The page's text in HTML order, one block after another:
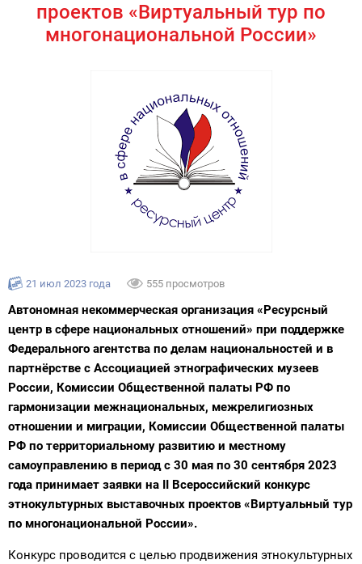
проектов «Виртуальный тур по
многонациональной России»
21 июл 2023 года 555 просмотров
Автономная некоммерческая организация «Ресурсный
центр в сфере национальных отношений» при поддержке
Федерального агентства по делам национальностей и в
партнёрстве с Ассоциацией этнографических музеев
России, Комиссии Общественной палаты РФ по
гармонизации межнациональных, межрелигиозных
отношении и миграции, Комиссии Общественной палаты
РФ по территориальному развитию и местному
самоуправлению в период с 30 мая по 30 сентября 2023
года принимает заявки на II Всероссийский конкурс
этнокультурных выставочных проектов «Виртуальный тур
по многонациональной России».
Конкурс проводится с целью продвижения этнокультурных